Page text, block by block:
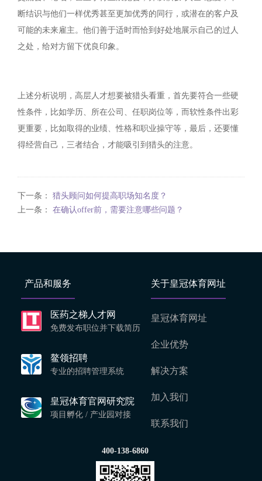
断结识与他们一样优秀甚至更加优秀的同行，或潜在的客户及
可能的未来雇主。他们善于适时而恰到好处地展示自己的过人
之处，给对方留下优良印象。
上述分析说明，高层人才想要被猎头看重，首先要符合一些硬
性条件，比如学历、所在公司、任职岗位等，而软性条件出彩
更重要，比如取得的业绩、性格和职业操守等，最后，还要懂
得经营自己，三者结合，才能吸引到猎头的注意。
下一条： 猎头顾问如何提高职场知名度？
上一条： 在确认offer前，需要注意哪些问题？
产品和服务
医药之梯人才网
免费发布职位并下载简历
鳌领招聘
专业的招聘管理系统
皇冠体育官网研究院
项目孵化 / 产业园对接
关于皇冠体育网址
皇冠体育网址
企业优势
解决方案
加入我们
联系我们
400-138-6860